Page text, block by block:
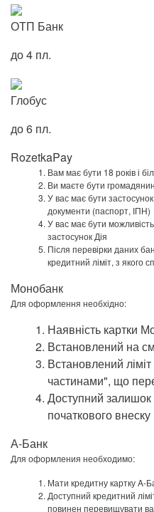
ОТП Банк
до 4 пл.
Глобус
до 6 пл.
RozetkaPay
Вам має бути 18 років і
Ви маєте бути
У вас має бути
документи (паспорт, ІПН)
У вас має бути
застосунок Дія
Після перевірки даних
кредитний ліміт, з якого
Монобанк
Для оформлення необхідно:
Наявність картки
Встановлений на
Встановлений
частинами", що
Доступний
початкового внеску
А-Банк
Для оформления необходимо:
Мати кредитну картку A-
Доступний кредитний
повинен перевищувати